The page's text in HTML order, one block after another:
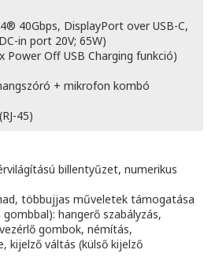
40Gbps, DisplayPort over USB-C,
in port 20V; 65W)
Power Off USB Charging funkció)
+ mikrofon kombó
45)
billentyűzet, numerikus
többujjas műveletek támogatása
hangerő szabályzás,
gombok, némítás,
kijelző váltás (külső kijelző